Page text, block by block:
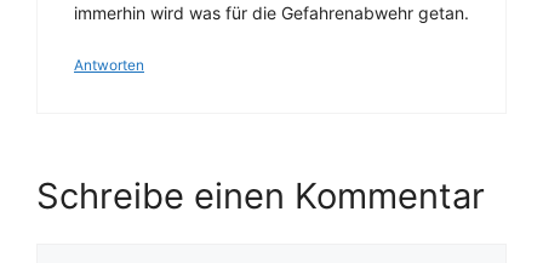
immerhin wird was für die Gefahrenabwehr getan.
Antworten
Schreibe einen Kommentar